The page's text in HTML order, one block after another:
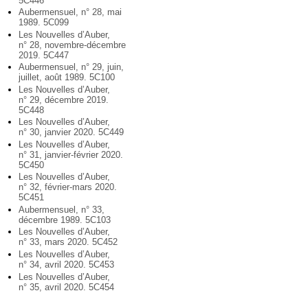
Aubermensuel, n° 28, mai
1989. 5C099
Les Nouvelles d’Auber,
n° 28, novembre-décembre
2019. 5C447
Aubermensuel, n° 29, juin,
juillet, août 1989. 5C100
Les Nouvelles d’Auber,
n° 29, décembre 2019.
5C448
Les Nouvelles d’Auber,
n° 30, janvier 2020. 5C449
Les Nouvelles d’Auber,
n° 31, janvier-février 2020.
5C450
Les Nouvelles d’Auber,
n° 32, février-mars 2020.
5C451
Aubermensuel, n° 33,
décembre 1989. 5C103
Les Nouvelles d’Auber,
n° 33, mars 2020. 5C452
Les Nouvelles d’Auber,
n° 34, avril 2020. 5C453
Les Nouvelles d’Auber,
n° 35, avril 2020. 5C454